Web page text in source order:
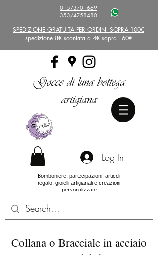
015/3701669
353/4758480
SPEDIZIONE GRATUITA PER ORDINI SOPRA 100€
spedizione 8€ scontata a 4€ sopra i 60€
Gocce di luna bottega
artigiana
Log In
Bomboniere, partecipazioni, articoli
regalo, gioielli artigianali e creazioni
personalizzate
Collana o Bracciale in acciaio